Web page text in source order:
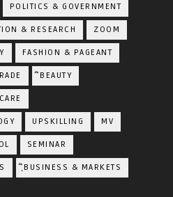
POLITICS & GOVERNMENT
& RESEARCH ZOOM
FASHION & PAGEANT
ิBEAUTY
UPSKILLING MV
SEMINAR
ฺิBUSINESS & MARKETS